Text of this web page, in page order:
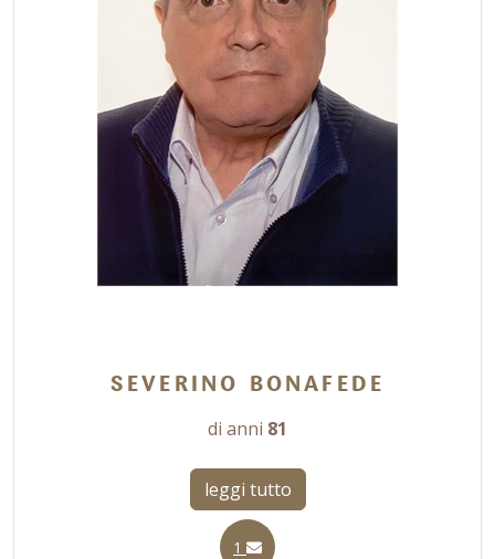
SEVERINO BONAFEDE
di anni 81
leggi tutto
1